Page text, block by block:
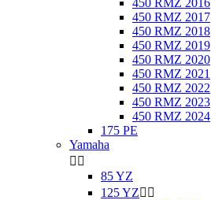
450 RMZ 2016
450 RMZ 2017
450 RMZ 2018
450 RMZ 2019
450 RMZ 2020
450 RMZ 2021
450 RMZ 2022
450 RMZ 2023
450 RMZ 2024
175 PE
Yamaha
 
85 YZ
125 YZ 